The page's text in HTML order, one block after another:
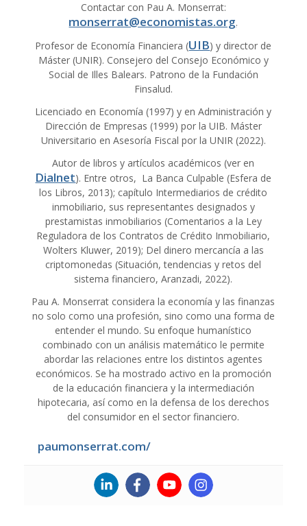
Contactar con Pau A. Monserrat:
monserrat@economistas.org.
Profesor de Economía Financiera (UIB) y director de
Máster (UNIR). Consejero del Consejo Económico y
Social de Illes Balears. Patrono de la Fundación
Finsalud.
Licenciado en Economía (1997) y en Administración y
Dirección de Empresas (1999) por la UIB. Máster
Universitario en Asesoría Fiscal por la UNIR (2022).
Autor de libros y artículos académicos (ver en
Dialnet). Entre otros, La Banca Culpable (Esfera de
los Libros, 2013); capítulo Intermediarios de crédito
inmobiliario, sus representantes designados y
prestamistas inmobiliarios (Comentarios a la Ley
Reguladora de los Contratos de Crédito Inmobiliario,
Wolters Kluwer, 2019); Del dinero mercancía a las
criptomonedas (Situación, tendencias y retos del
sistema financiero, Aranzadi, 2022).
Pau A. Monserrat considera la economía y las finanzas
no solo como una profesión, sino como una forma de
entender el mundo. Su enfoque humanístico
combinado con un análisis matemático le permite
abordar las relaciones entre los distintos agentes
económicos. Se ha mostrado activo en la promoción
de la educación financiera y la intermediación
hipotecaria, así como en la defensa de los derechos
del consumidor en el sector financiero.
paumonserrat.com/